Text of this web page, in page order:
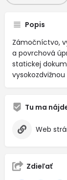
Popis
Zámočníctvo,
a povrchová
statickej
vysokozdvižnou
Tu ma
Web
Zdieľať